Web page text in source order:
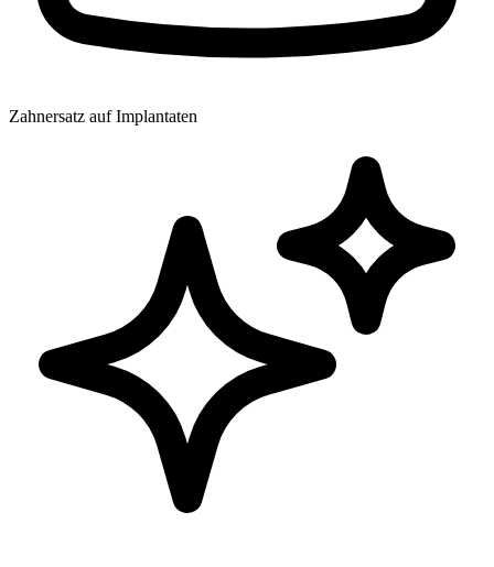
Zahnersatz auf Implantaten